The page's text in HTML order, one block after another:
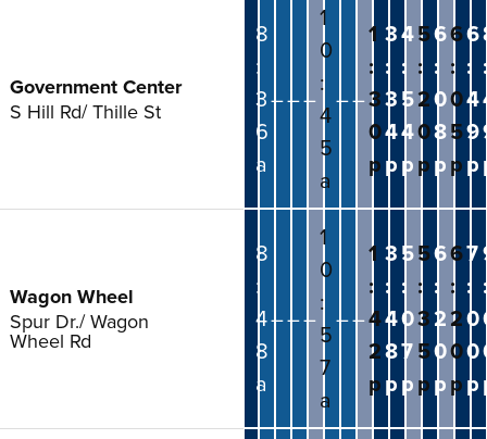
Government Center
S Hill Rd/ Thille St
8
:
3
6
a
–––
1
0
:
4
5
a
––
1
:
3
0
p
3
:
3
4
p
4
:
5
4
p
5
:
2
0
p
6
:
0
8
p
6
:
0
5
p
6
:
4
9
p
:
Wagon Wheel
Spur Dr./ Wagon
Wheel Rd
8
:
4
8
a
–––
1
0
:
5
7
a
––
1
:
4
2
p
3
:
4
8
p
5
:
0
7
p
5
:
3
5
p
6
:
2
0
p
6
:
2
0
p
7
:
0
0
p
: